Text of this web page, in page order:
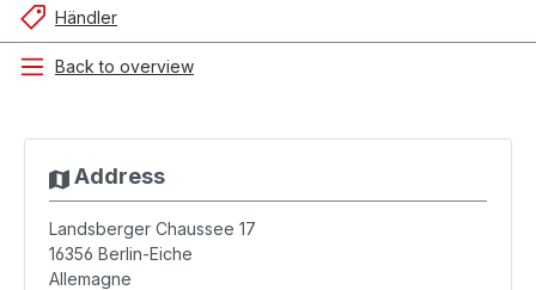
Händler
Back to overview
Address
Landsberger Chaussee 17
16356 Berlin-Eiche
Allemagne